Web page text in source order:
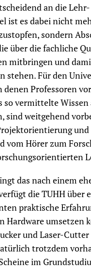
an die
ist es dabei nicht
sondern
über die fachliche
mitbringen und
stehen. Für den
denen Professoren
so vermittelte
sind weitgehend
vom Hörer zum
das nach einem
die TUHH über
praktische
Hardware umsetzen
und Laser-Cutter
trotzdem
im